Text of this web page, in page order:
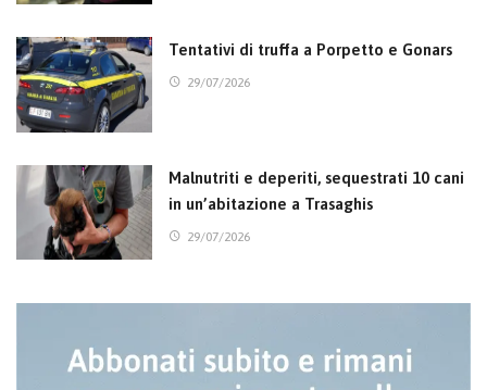
Tentativi di truffa a Porpetto e Gonars
29/07/2026
Malnutriti e deperiti, sequestrati 10 cani
in un’abitazione a Trasaghis
29/07/2026